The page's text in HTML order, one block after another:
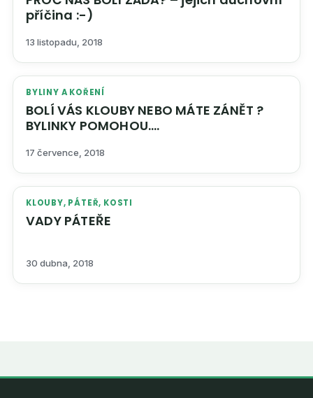
příčina :-)
13 listopadu, 2018
BYLINY A KOŘENÍ
BOLÍ VÁS KLOUBY NEBO MÁTE ZÁNĚT ?
BYLINKY POMOHOU….
17 července, 2018
KLOUBY, PÁTEŘ, KOSTI
VADY PÁTEŘE
30 dubna, 2018